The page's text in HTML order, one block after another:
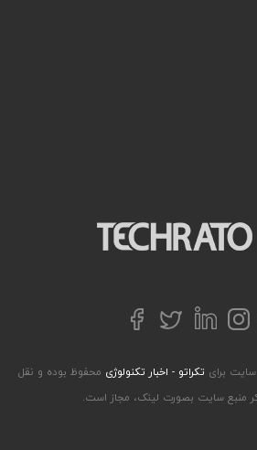
اینستاگرام
لینکداینتوییترفیسبوک
تکراتو - اخبار تکنولوژی محفوظ بوده و نقل
منبع سایت بصورت لینک، مجاز است.